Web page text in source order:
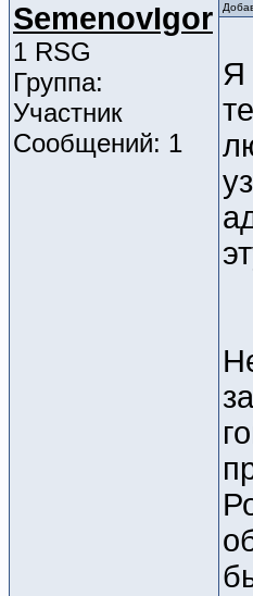
SemenovIgor
1 RSG
Группа:
Участник
Сообщений: 1
Я